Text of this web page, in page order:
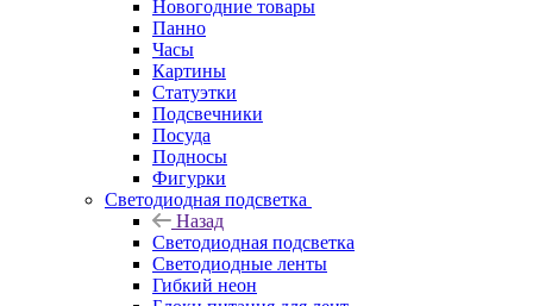
Новогодние товары
Панно
Часы
Картины
Статуэтки
Подсвечники
Посуда
Подносы
Фигурки
Светодиодная подсветка
Назад
Светодиодная подсветка
Светодиодные ленты
Гибкий неон